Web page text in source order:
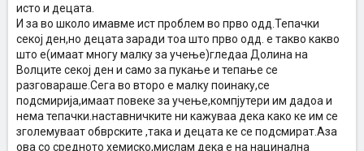
исто и децата.
И за во школо имавме ист проблем во прво одд.Тепачки
секој ден,но децата заради тоа што прво одд. е такво какво
што е(имаат многу малку за учење)гледаа Долина на
Волците секој ден и само за пукање и тепање се
разговараше.Сега во второ е малку поинаку,се
подсмирија,имаат повеке за учење,компјутери им дадоа и
нема тепачки.наставничките ни кажуваа дека како ке им се
зголемуваат обврските ,така и децата ке се подсмират.Аза
ова со средното хемиско,мислам дека е на нацинална